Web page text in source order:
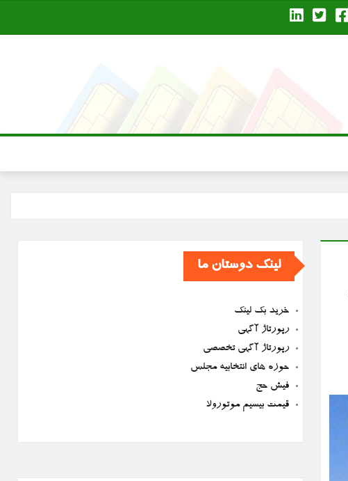
لینک دوستان ما
خرید بک لینک
رپورتاژ آگهی
رپورتاژ آگهی تخصصی
حوزه های انتخابیه مجلس
فیش حج
قیمت بیسیم موتورولا